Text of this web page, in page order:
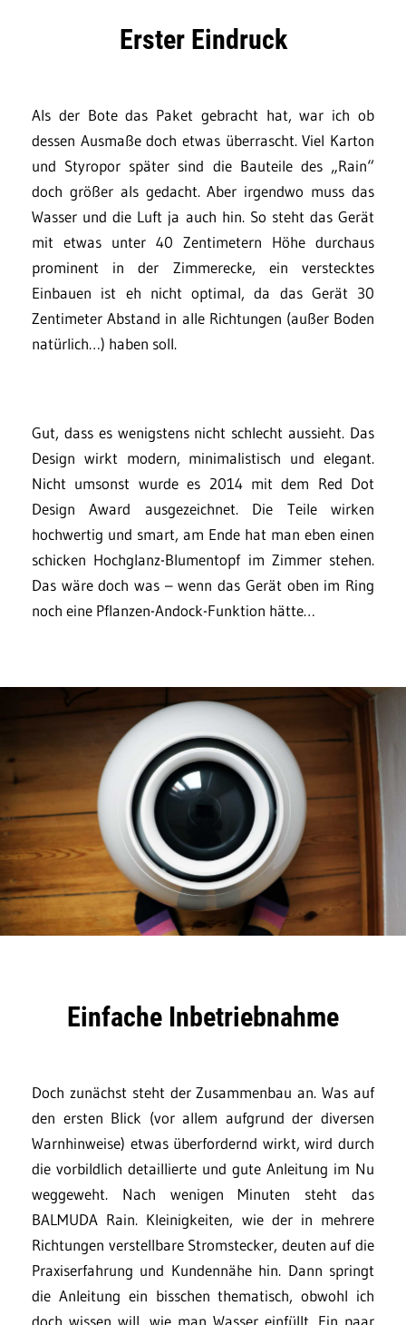
Erster Eindruck
Als der Bote das Paket gebracht hat, war ich ob
dessen Ausmaße doch etwas überrascht. Viel Karton
und Styropor später sind die Bauteile des „Rain“
doch größer als gedacht. Aber irgendwo muss das
Wasser und die Luft ja auch hin. So steht das Gerät
mit etwas unter 40 Zentimetern Höhe durchaus
prominent in der Zimmerecke, ein verstecktes
Einbauen ist eh nicht optimal, da das Gerät 30
Zentimeter Abstand in alle Richtungen (außer Boden
natürlich…) haben soll.
Gut, dass es wenigstens nicht schlecht aussieht. Das
Design wirkt modern, minimalistisch und elegant.
Nicht umsonst wurde es 2014 mit dem Red Dot
Design Award ausgezeichnet. Die Teile wirken
hochwertig und smart, am Ende hat man eben einen
schicken Hochglanz-Blumentopf im Zimmer stehen.
Das wäre doch was – wenn das Gerät oben im Ring
noch eine Pflanzen-Andock-Funktion hätte…
Einfache Inbetriebnahme
Doch zunächst steht der Zusammenbau an. Was auf
den ersten Blick (vor allem aufgrund der diversen
Warnhinweise) etwas überfordernd wirkt, wird durch
die vorbildlich detaillierte und gute Anleitung im Nu
weggeweht. Nach wenigen Minuten steht das
BALMUDA Rain. Kleinigkeiten, wie der in mehrere
Richtungen verstellbare Stromstecker, deuten auf die
Praxiserfahrung und Kundennähe hin. Dann springt
die Anleitung ein bisschen thematisch, obwohl ich
doch wissen will, wie man Wasser einfüllt. Ein paar